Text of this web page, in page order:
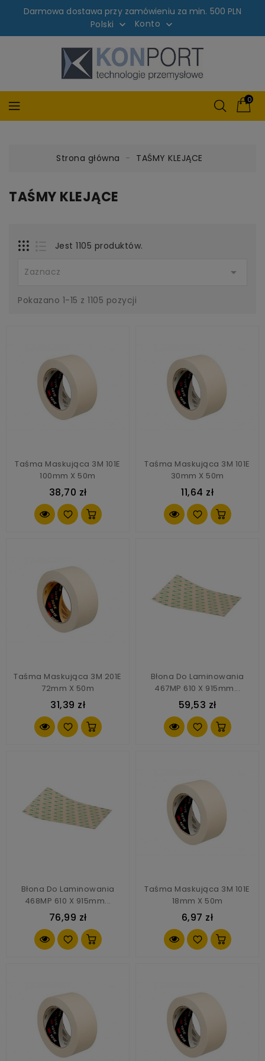
Darmowa dostawa przy zamówieniu za min. 500 PLN
Polski  Konto 
0
Strona główna TAŚMY KLEJĄCE
TAŚMY KLEJĄCE
Jest 1105 produktów.
Zaznacz 
Pokazano 1-15 z 1105 pozycji
Taśma Maskująca 3M 101E
100mm X 50m
38,70 zł
Taśma Maskująca 3M 101E
30mm X 50m
11,64 zł
Taśma Maskująca 3M 201E
72mm X 50m
31,39 zł
Błona Do Laminowania
467MP 610 X 915mm...
59,53 zł
Błona Do Laminowania
468MP 610 X 915mm...
76,99 zł
Taśma Maskująca 3M 101E
18mm X 50m
6,97 zł